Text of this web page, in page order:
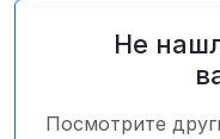
Не
Посмотрите